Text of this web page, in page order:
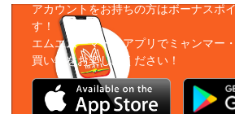
アカウントをお持ちの方はボーナスポ
す！
エムエムーマートアプリでミャンマー
買い物をお楽しみください！